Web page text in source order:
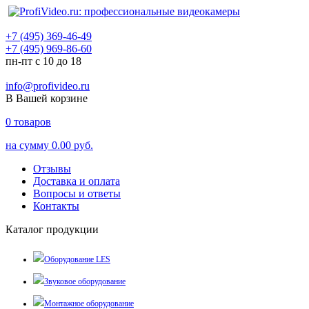
+7 (495) 369-46-49
+7 (495) 969-86-60
пн-пт с 10 до 18
info@profivideo.ru
В Вашей корзине
0 товаров
на сумму 0.00 руб.
Отзывы
Доставка и оплата
Вопросы и ответы
Контакты
Каталог продукции
Оборудование LES
Звуковое оборудование
Монтажное оборудование